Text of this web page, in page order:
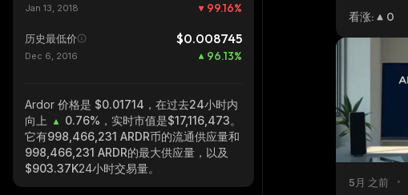
Jan 13, 2018 99.16%
历史最低价 $0.008745
Dec 6, 2016 96.13%
Ardor 价格是 $0.01714，在过去24小时内
向上
0.76% ，实时市值是$17,116,473。
它有998,466,231 ARDR币的流通供应量和
998,466,231 ARDR的最大供应量，以及
$903.37K24小时交易量。
看涨: 0
5月 之前 •